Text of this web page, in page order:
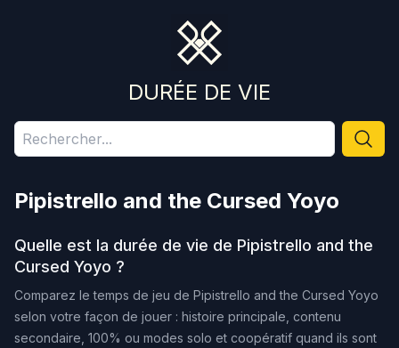
DURÉE DE VIE
Pipistrello and the Cursed Yoyo
Quelle est la durée de vie de Pipistrello and the
Cursed Yoyo ?
Comparez le temps de jeu de Pipistrello and the Cursed Yoyo
selon votre façon de jouer : histoire principale, contenu
secondaire, 100% ou modes solo et coopératif quand ils sont